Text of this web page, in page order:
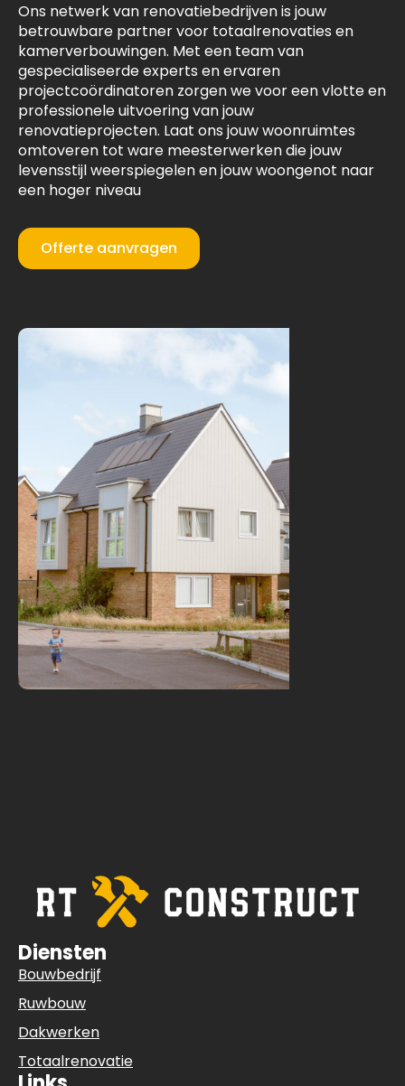
Ons netwerk van renovatiebedrijven is jouw
betrouwbare partner voor totaalrenovaties en
kamerverbouwingen. Met een team van
gespecialiseerde experts en ervaren
projectcoördinatoren zorgen we voor een vlotte en
professionele uitvoering van jouw
renovatieprojecten. Laat ons jouw woonruimtes
omtoveren tot ware meesterwerken die jouw
levensstijl weerspiegelen en jouw woongenot naar
een hoger niveau
Offerte aanvragen
Diensten
Bouwbedrijf
Ruwbouw
Dakwerken
Totaalrenovatie